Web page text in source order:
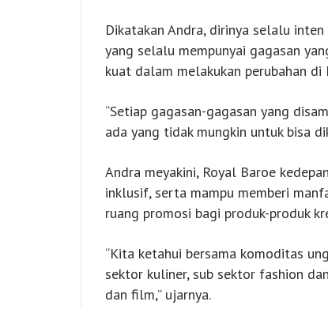
Dikatakan Andra, dirinya selalu
yang selalu mempunyai gagasan
kuat dalam melakukan perubahan
“Setiap gagasan-gagasan yang
ada yang tidak mungkin untuk bisa
Andra meyakini, Royal Baroe
inklusif, serta mampu memberi
ruang promosi bagi produk-produk
“Kita ketahui bersama komoditas
sektor kuliner, sub sektor fashion
dan film,” ujarnya.